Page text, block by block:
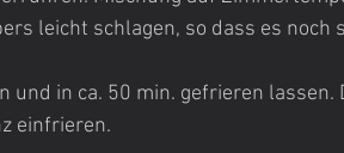
leicht schlagen, so dass es
und in ca. 50 min. gefrieren
einfrieren.